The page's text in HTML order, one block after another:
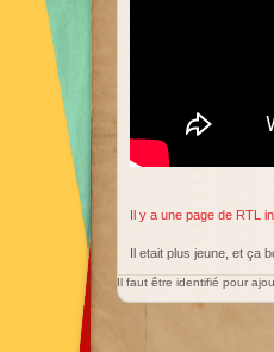
Il y a une page de RTL
Il etait plus jeune, et ça
Il faut être identifié pour